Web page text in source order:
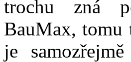
trochu zná
BauMax,
je